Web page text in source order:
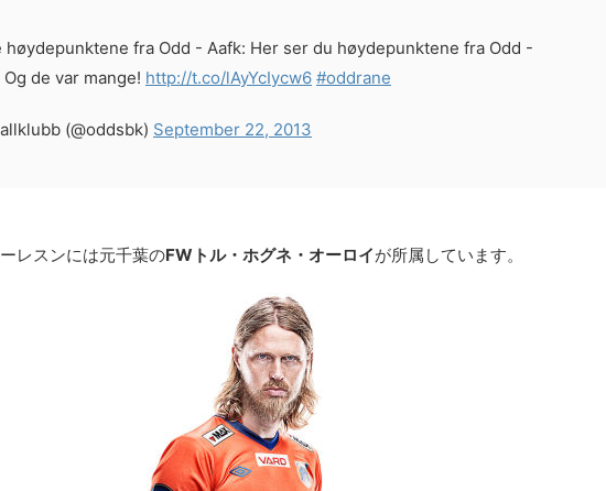
høydepunktene fra Odd - Aafk: Her ser du høydepunktene fra Odd -
de var mange! http://t.co/lAyYcIycw6 #oddrane
(@oddsbk) September 22, 2013
レスンには元千葉のFWトル・ホグネ・オーロイが所属しています。